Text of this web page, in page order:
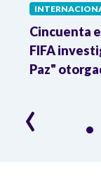
Cincuenta
FIFA
Paz"
‹